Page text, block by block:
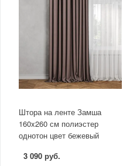
Штора на ленте Замша
160x260 см полиэстер
однотон цвет бежевый
3 090 руб.